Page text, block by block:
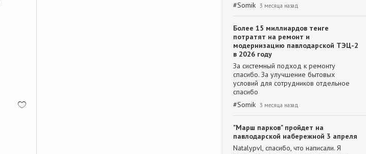
#Somik 3 месяца назад
Более 15 миллиардов тенге
потратят на ремонт и
модернизацию павлодарской ТЭЦ-2
в 2026 году
За системный подход к ремонту
спасибо. За улучшение бытовых
условий для сотрудников отдельное
спасибо
#Somik 3 месяца назад
"Марш парков" пройдет на
павлодарской набережной 3 апреля
Natalypvl, спасибо, что написали. Я